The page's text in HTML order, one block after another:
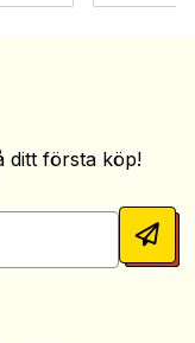
ditt första köp!